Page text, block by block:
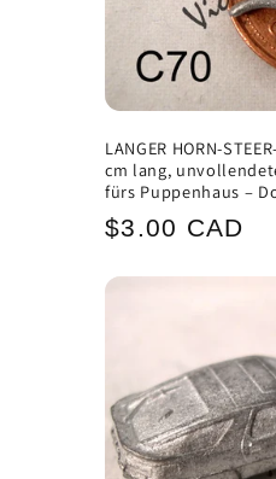
i
e
:
LANGER HORN-
cm lang,
fürs Puppenhaus –
Normaler
$3.00 CAD